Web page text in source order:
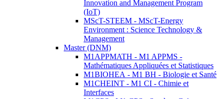
Innovation and Management Program
(IoT)
MScT-STEEM - MScT-Energy
Environment : Science Technology &
Management
Master (DNM)
M1APPMATH - M1 APPMS -
Mathématiques Appliquées et Statistiques
M1BIOHEA - M1 BH - Biologie et Santé
M1CHEINT - M1 CI - Chimie et
Interfaces